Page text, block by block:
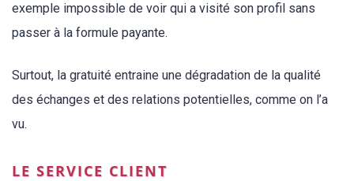
exemple impossible de voir qui a visité son profil sans
passer à la formule payante.
Surtout, la gratuité entraine une dégradation de la qualité
des échanges et des relations potentielles, comme on l’a
vu.
LE SERVICE CLIENT